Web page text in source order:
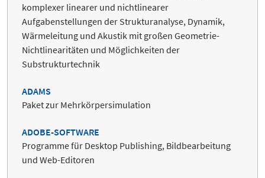
komplexer linearer und nichtlinearer
Aufgabenstellungen der Strukturanalyse, Dynamik,
Wärmeleitung und Akustik mit großen Geometrie-
Nichtlinearitäten und Möglichkeiten der
Substrukturtechnik
ADAMS
Paket zur Mehrkörpersimulation
ADOBE-SOFTWARE
Programme für Desktop Publishing, Bildbearbeitung
und Web-Editoren